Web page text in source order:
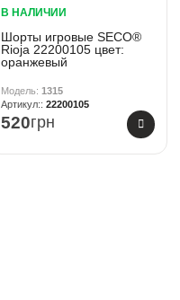
В НАЛИЧИИ
Шорты игровые SECO®
Rioja 22200105 цвет:
оранжевый
1315
22200105
520грн